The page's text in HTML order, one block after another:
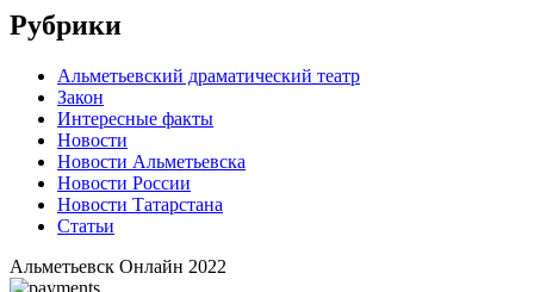
Рубрики
Альметьевский драматический театр
Закон
Интересные факты
Новости
Новости Альметьевска
Новости России
Новости Татарстана
Статьи
Альметьевск Онлайн 2022